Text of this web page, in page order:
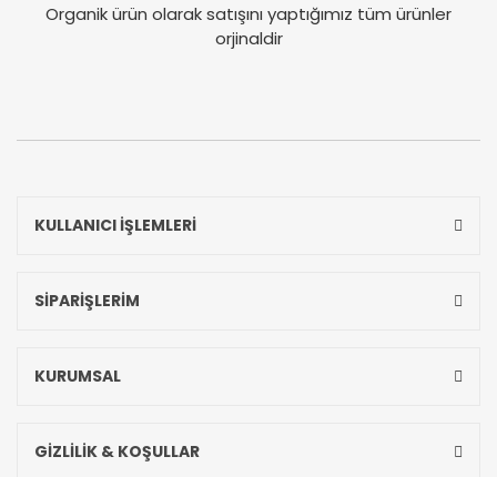
Organik ürün olarak satışını yaptığımız tüm ürünler
orjinaldir
KULLANICI İŞLEMLERİ
SİPARİŞLERİM
KURUMSAL
GİZLİLİK & KOŞULLAR